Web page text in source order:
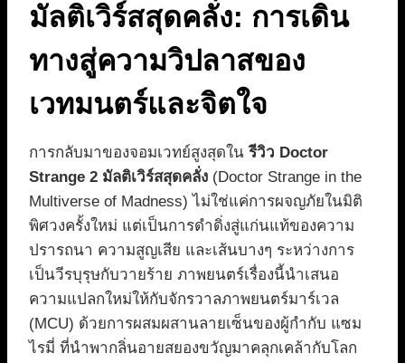
มัลติเวิร์สสุดคลั่ง: การเดิน
ทางสู่ความวิปลาสของ
เวทมนตร์และจิตใจ
การกลับมาของจอมเวทย์สูงสุดในรีวิว Doctor
Strange 2 มัลติเวิร์สสุดคลั่ง (Doctor Strange in the
Multiverse of Madness) ไม่ใช่แค่การผจญภัยในมิติ
พิศวงครั้งใหม่ แต่เป็นการดำดิ่งสู่แก่นแท้ของความ
ปรารถนา ความสูญเสีย และเส้นบางๆ ระหว่างการ
เป็นวีรบุรุษกับวายร้าย ภาพยนตร์เรื่องนี้นำเสนอ
ความแปลกใหม่ให้กับจักรวาลภาพยนตร์มาร์เวล
(MCU) ด้วยการผสมผสานลายเซ็นของผู้กำกับ แซม
ไรมี่ ที่นำพากลิ่นอายสยองขวัญมาคลุกเคล้ากับโลก